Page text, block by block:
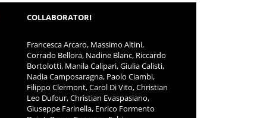
COLLABORATORI
Francesca Arcaro, Massimo Altini,
Corrado Bellora, Nadine Blanc, Riccardo
Bortolotti, Manila Calipari, Giulia Calisti,
Nadia Camposaragna, Paolo Ciambi,
Filippo Clermont, Carol Di Vito, Christian
Leo Dufour, Christian Evaspasiano,
Giuseppe Farinella, Enrico Formento